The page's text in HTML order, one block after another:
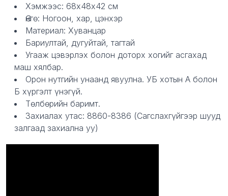
Description
Хэмжээс: 68х48х42 см
Өнгө: Ногоон, хар, цэнхэр
Материал: Хуванцар
Бариултай, дугуйтай, тагтай
Угааж цэвэрлэх болон доторх хогийг асгахад
маш хялбар.
Орон нутгийн унаанд явуулна. УБ хотын А болон
Б хүргэлт үнэгүй.
Төлбөрийн баримт.
Захиалах утас: 8860-8386 (Сагслахгүйгээр шууд
залгаад захиална уу)